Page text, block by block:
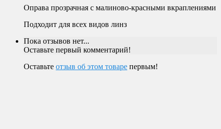
Оправа прозрачная с малиново-красными вкраплениями
Подходит для всех видов линз
Пока отзывов нет...
Оставьте первый комментарий!
Оставьте отзыв об этом товаре первым!